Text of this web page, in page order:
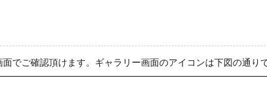
でご確認頂けます。ギャラリー画面のアイコンは下図の通り